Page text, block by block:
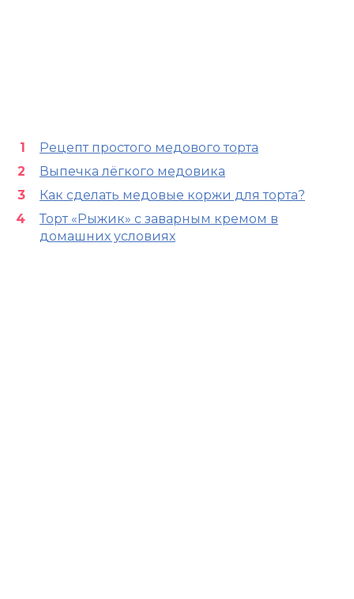
Рецепт простого медового торта
Выпечка лёгкого медовика
Как сделать медовые коржи для торта?
Торт «Рыжик» с заварным кремом в
домашних условиях